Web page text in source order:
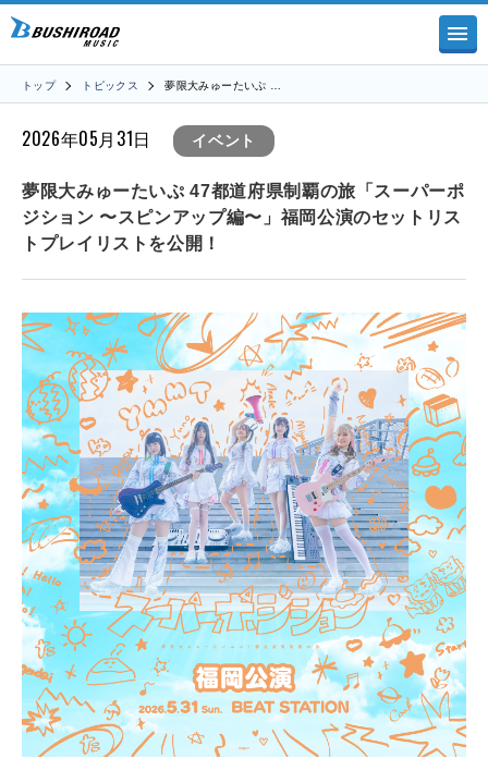
トップ トピックス 夢限大みゅーたいぷ …
2026年05月31日 イベント
夢限大みゅーたいぷ 47都道府県制覇の旅「スーパーポ
ジション 〜スピンアップ編〜」福岡公演のセットリス
トプレイリストを公開！